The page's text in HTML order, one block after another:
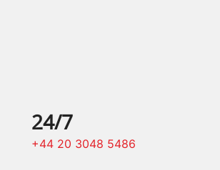
24/7
+44 20 3048 5486